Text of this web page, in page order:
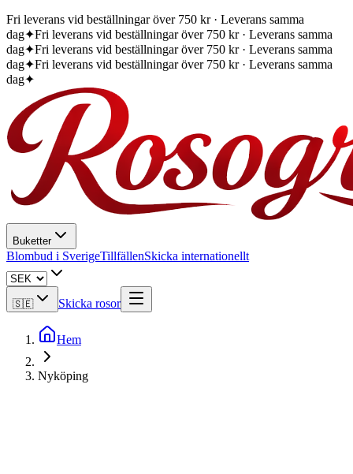
Fri leverans vid beställningar över 750 kr · Leverans samma
dag✦Fri leverans vid beställningar över 750 kr · Leverans samma
dag✦Fri leverans vid beställningar över 750 kr · Leverans samma
dag✦Fri leverans vid beställningar över 750 kr · Leverans samma
dag✦
Buketter
Blombud i SverigeTillfällenSkicka internationellt
🇸🇪 Skicka rosor
Hem
Nyköping